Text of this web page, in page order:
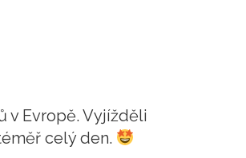
v Evropě. Vyjížděli
celý den.